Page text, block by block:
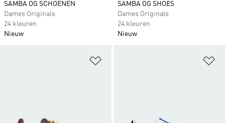
SAMBA OG SCHOENEN
Dames Originals
24 kleuren
Nieuw
SAMBA OG SHOES
Dames Originals
24 kleuren
Nieuw